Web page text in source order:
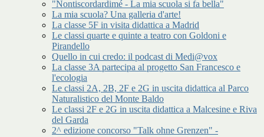
"Nontiscordardimé - La mia scuola si fa bella"
La mia scuola? Una galleria d'arte!
La classe 5F in visita didattica a Madrid
Le classi quarte e quinte a teatro con Goldoni e
Pirandello
Quello in cui credo: il podcast di Medi@vox
La classe 3A partecipa al progetto San Francesco e
l'ecologia
Le classi 2A, 2B, 2F e 2G in uscita didattica al Parco
Naturalistico del Monte Baldo
Le classi 2F e 2G in uscita didattica a Malcesine e Riva
del Garda
2^ edizione concorso "Talk ohne Grenzen" -